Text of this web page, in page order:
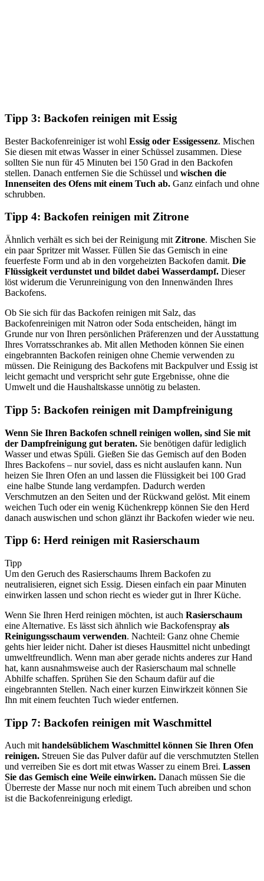
Tipp 3: Backofen reinigen mit Essig
Bester Backofenreiniger ist wohl Essig oder Essigessenz. Mischen
Sie diesen mit etwas Wasser in einer Schüssel zusammen. Diese
sollten Sie nun für 45 Minuten bei 150 Grad in den Backofen
stellen. Danach entfernen Sie die Schüssel und wischen die
Innenseiten des Ofens mit einem Tuch ab. Ganz einfach und ohne
schrubben.
Tipp 4: Backofen reinigen mit Zitrone
Ähnlich verhält es sich bei der Reinigung mit Zitrone. Mischen Sie
ein paar Spritzer mit Wasser. Füllen Sie das Gemisch in eine
feuerfeste Form und ab in den vorgeheizten Backofen damit. Die
Flüssigkeit verdunstet und bildet dabei Wasserdampf. Dieser
löst widerum die Verunreinigung von den Innenwänden Ihres
Backofens.
Ob Sie sich für das Backofen reinigen mit Salz, das
Backofenreinigen mit Natron oder Soda entscheiden, hängt im
Grunde nur von Ihren persönlichen Präferenzen und der Ausstattung
Ihres Vorratsschrankes ab. Mit allen Methoden können Sie einen
eingebrannten Backofen reinigen ohne Chemie verwenden zu
müssen. Die Reinigung des Backofens mit Backpulver und Essig ist
leicht gemacht und verspricht sehr gute Ergebnisse, ohne die
Umwelt und die Haushaltskasse unnötig zu belasten.
Tipp 5: Backofen reinigen mit Dampfreinigung
Wenn Sie Ihren Backofen schnell reinigen wollen, sind Sie mit
der Dampfreinigung gut beraten. Sie benötigen dafür lediglich
Wasser und etwas Spüli. Gießen Sie das Gemisch auf den Boden
Ihres Backofens – nur soviel, dass es nicht auslaufen kann. Nun
heizen Sie Ihren Ofen an und lassen die Flüssigkeit bei 100 Grad
eine halbe Stunde lang verdampfen. Dadurch werden
Verschmutzen an den Seiten und der Rückwand gelöst. Mit einem
weichen Tuch oder ein wenig Küchenkrepp können Sie den Herd
danach auswischen und schon glänzt ihr Backofen wieder wie neu.
Tipp 6: Herd reinigen mit Rasierschaum
Tipp
Um den Geruch des Rasierschaums Ihrem Backofen zu
neutralisieren, eignet sich Essig. Diesen einfach ein paar Minuten
einwirken lassen und schon riecht es wieder gut in Ihrer Küche.
Wenn Sie Ihren Herd reinigen möchten, ist auch Rasierschaum
eine Alternative. Es lässt sich ähnlich wie Backofenspray als
Reinigungsschaum verwenden. Nachteil: Ganz ohne Chemie
gehts hier leider nicht. Daher ist dieses Hausmittel nicht unbedingt
umweltfreundlich. Wenn man aber gerade nichts anderes zur Hand
hat, kann ausnahmsweise auch der Rasierschaum mal schnelle
Abhilfe schaffen. Sprühen Sie den Schaum dafür auf die
eingebrannten Stellen. Nach einer kurzen Einwirkzeit können Sie
Ihn mit einem feuchten Tuch wieder entfernen.
Tipp 7: Backofen reinigen mit Waschmittel
Auch mithandelsüblichem Waschmittel können Sie Ihren Ofen
reinigen. Streuen Sie das Pulver dafür auf die verschmutzten Stellen
und verreiben Sie es dort mit etwas Wasser zu einem Brei. Lassen
Sie das Gemisch eine Weile einwirken. Danach müssen Sie die
Überreste der Masse nur noch mit einem Tuch abreiben und schon
ist die Backofenreinigung erledigt.